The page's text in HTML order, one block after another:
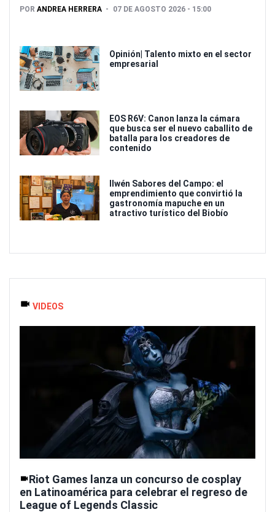
POR ANDREA HERRERA 07 DE AGOSTO 2026 - 15:00
Opinión| Talento mixto en el sector
empresarial
EOS R6V: Canon lanza la cámara
que busca ser el nuevo caballito de
batalla para los creadores de
contenido
Ilwén Sabores del Campo: el
emprendimiento que convirtió la
gastronomía mapuche en un
atractivo turístico del Biobío
VIDEOS
Riot Games lanza un concurso de cosplay
en Latinoamérica para celebrar el regreso de
League of Legends Classic